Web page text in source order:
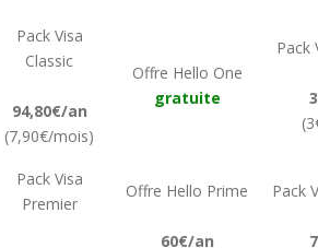
Pack Visa
Classic
94,80€/an
(7,90€/mois)
Offre Hello One
gratuite
Pack
Pack Visa
Premier
Offre Hello Prime
60€/an
Pack